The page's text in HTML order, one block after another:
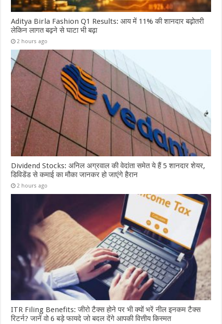
Aditya Birla Fashion Q1 Results: आय में 11% की शानदार बढ़ोतरी
लेकिन लागत बढ़ने से घाटा भी बढ़ा
2 hours ago
Dividend Stocks: अनिल अग्रवाल की वेदांता समेत ये हैं 5 शानदार शेयर,
डिविडेंड से कमाई का मौका जानकर हो जाएंगे हैरान
2 hours ago
ITR Filing Benefits: जीरो टैक्स होने पर भी क्यों भरें नील इनकम टैक्स
रिटर्न? जानें वो 6 बड़े फायदे जो बदल देंगे आपकी वित्तीय किस्मत